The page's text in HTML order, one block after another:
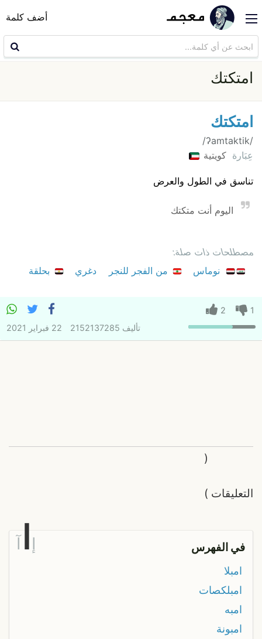
أضف كلمة
امتكتك
امتكتك
/ʔamtaktik/
عِبَارة كويتية
تناسق في الطول والعرض
اليوم أنت متكتك
مصطلحات ذات صلة:
نوماس
من الفجر للنجر دغري بحلقة
1
2
تأليف 2152137285 22 فبراير 2021
التعليقات
(
)
في الفهرس إ آ
امبلا
امبلكصات
امبه
امبونة